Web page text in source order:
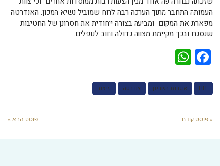
העמותה התחבר מתוך הערכה רבה לרוח שמוביל נשיא המכון. האנדרטה
מפארת את המקום ומביעה בצורה ייחודית את חסרונן של החטיבות
שנסגרו ובכך מקיימת מצווה גדולה וחוב לנופלים.
Facebook
HIT אוגדות השריון אנדרטה עיצוב
« פוסט קודם פוסט הבא »